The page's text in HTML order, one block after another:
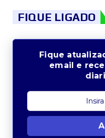
FIQUE LIGADO
Fique
email e